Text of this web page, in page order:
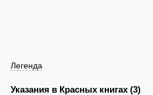
Легенда
Указания в Красных книгах (3)